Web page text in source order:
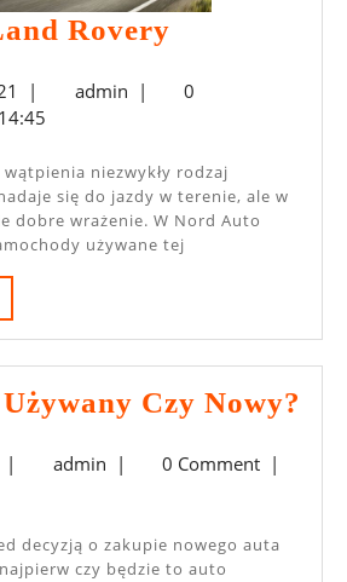
Rovery
Rovery
20
marca
| adminadmin
|
0
14:45
się do jazdy w terenie, ale w
dobre wrażenie. W Nord Auto
używane tej
Czy Nowy?
| adminadmin
| 0 Comment |
czy będzie to auto